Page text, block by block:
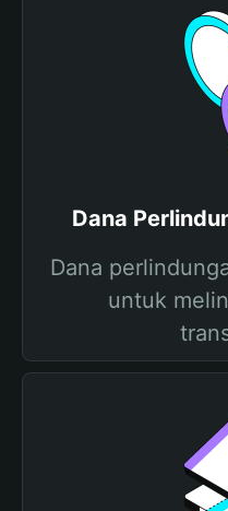
Dana
Dana
untuk